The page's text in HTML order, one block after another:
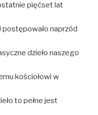
pięćset lat
postępowało naprzód
dzieło naszego
kościołowi w
to pełne jest